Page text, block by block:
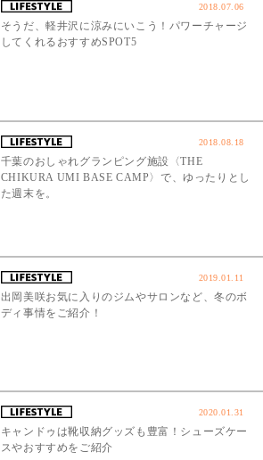
2018.07.06
そうだ、軽井沢に涼みにいこう！パワーチャージ
してくれるおすすめSPOT5
2018.08.18
千葉のおしゃれグランピング施設〈THE
CHIKURA UMI BASE CAMP〉で、ゆったりとし
た週末を。
2019.01.11
出岡美咲お気に入りのジムやサロンなど、冬のボ
ディ事情をご紹介！
2020.01.31
キャンドゥは靴収納グッズも豊富！シューズケー
スやおすすめをご紹介